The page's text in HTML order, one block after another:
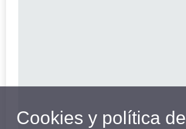
Cookies y política de